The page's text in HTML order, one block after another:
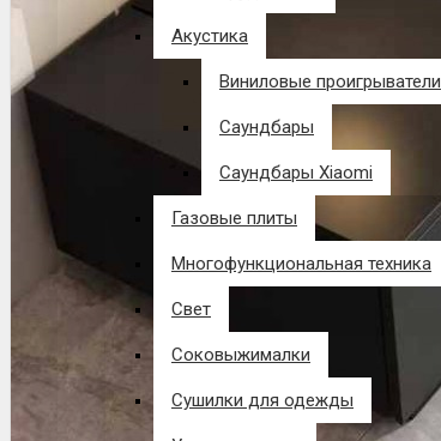
Акустика
Виниловые проигрыватели
Саундбары
Саундбары Xiaomi
Газовые плиты
Многофункциональная техника
Свет
Соковыжималки
Сушилки для одежды